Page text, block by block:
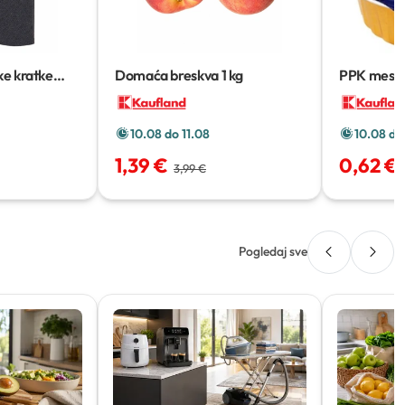
kratke Domaća breskva1 kg
10.08 do 11.08
1,39 € 3,99 €
PPK
10.08 do
0,62 €
Pogledaj sve